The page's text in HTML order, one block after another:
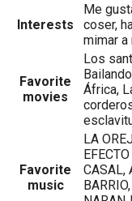
Interests
Me
coser,
mimar a
Favorite
movies
Los
África,
Favorite
music
LA
CASAL,